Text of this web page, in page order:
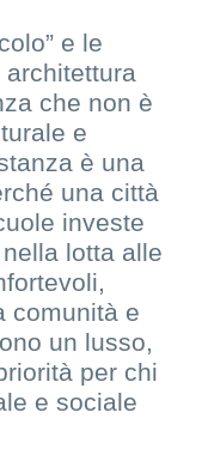
e le
che non è
e
è una
una città
investe
lotta alle
comunità e
un lusso,
per chi
e sociale